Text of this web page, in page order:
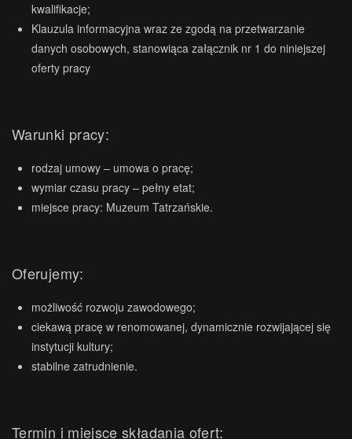
kwalifikacje;
Klauzula informacyjna wraz ze zgodą na przetwarzanie
danych osobowych, stanowiąca załącznik nr 1 do niniejszej
oferty pracy
Warunki pracy:
rodzaj umowy – umowa o pracę;
wymiar czasu pracy – pełny etat;
miejsce pracy: Muzeum Tatrzańskie.
Oferujemy:
możliwość rozwoju zawodowego;
ciekawą pracę w renomowanej, dynamicznie rozwijającej się
instytucji kultury;
stabilne zatrudnienie.
Termin i miejsce składania ofert: